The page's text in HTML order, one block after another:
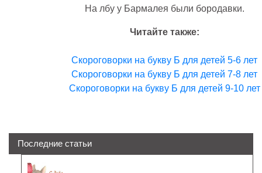
На лбу у Бармалея были бородавки.
Читайте также:
Скороговорки на букву Б для детей 5-6 лет
Скороговорки на букву Б для детей 7-8 лет
Скороговорки на букву Б для детей 9-10 лет
Последние статьи